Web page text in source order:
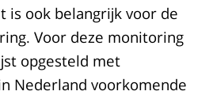
is ook belangrijk voor de
Voor deze monitoring
opgesteld met
Nederland voorkomende